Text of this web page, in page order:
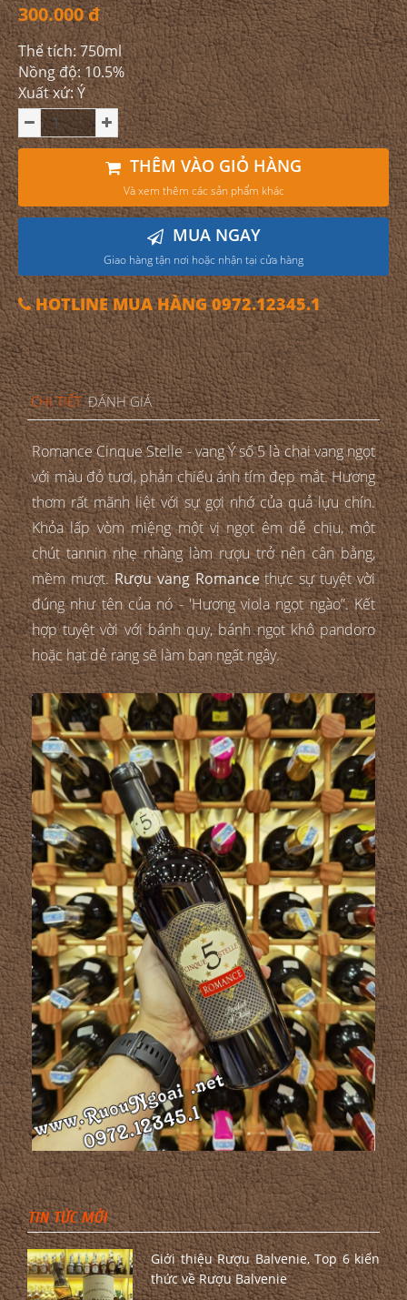
300.000 đ
Thể tích: 750ml
Nồng độ: 10.5%
Xuất xứ: Ý
THÊM VÀO GIỎ HÀNG
Và xem thêm các sản phẩm khác
MUA NGAY
Giao hàng tận nơi hoặc nhận tại cửa hàng
HOTLINE MUA HÀNG 0972.12345.1
CHI TIẾT ĐÁNH GIÁ
Romance Cinque Stelle - vang Ý số 5 là chai vang ngọt
với màu đỏ tươi, phản chiếu ánh tím đẹp mắt. Hương
thơm rất mãnh liệt với sự gợi nhớ của quả lựu chín.
Khỏa lấp vòm miệng một vị ngọt êm dễ chịu, một
chút tannin nhẹ nhàng làm rượu trở nên cân bằng,
mềm mượt.Rượu vang Romancethực sự tuyệt vời
đúng như tên của nó - 'Hương viola ngọt ngào”. Kết
hợp tuyệt vời với bánh quy, bánh ngọt khô pandoro
hoặc hạt dẻ rang sẽ làm bạn ngất ngây.
TIN TỨC MỚI
Giới thiệu Rượu Balvenie, Top 6 kiến
thức về Rượu Balvenie